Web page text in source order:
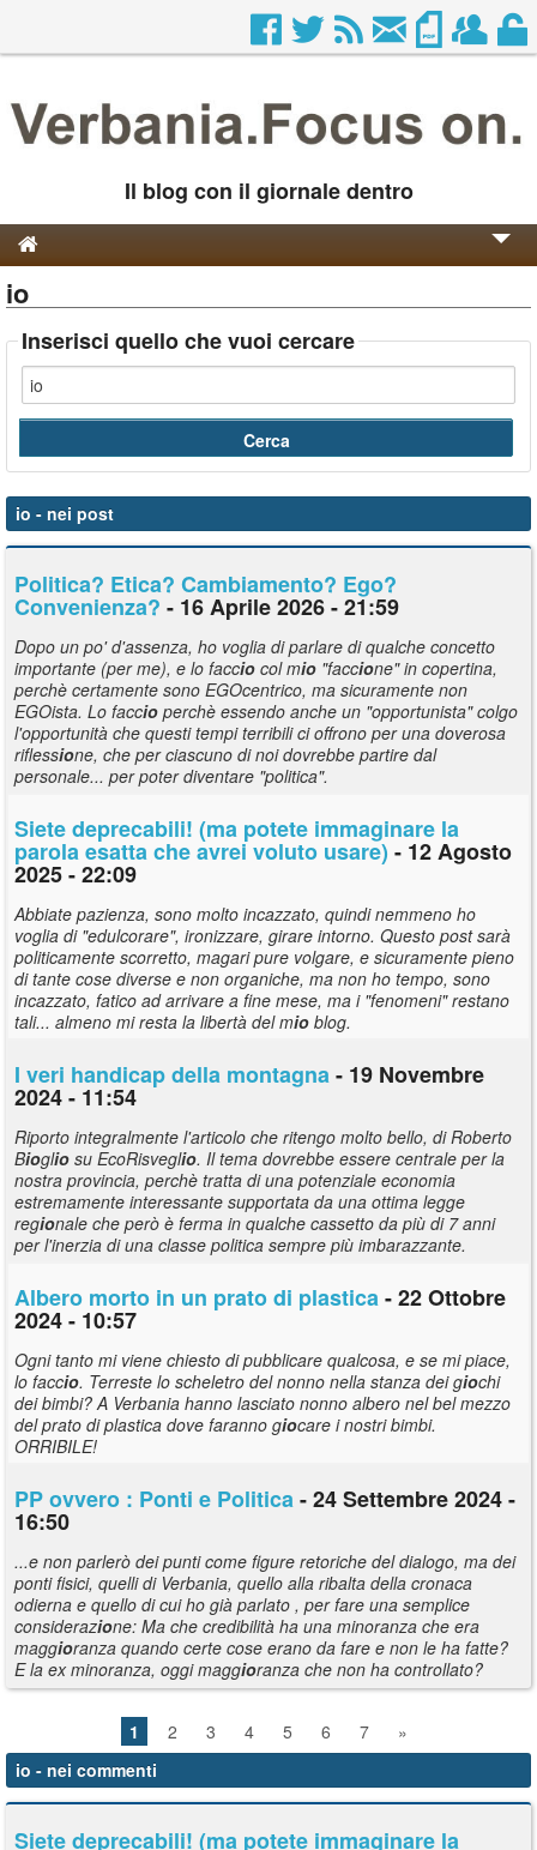
Il blog con il giornale dentro
Genesi e Storia
Contatti
io
Inserisci quello che vuoi cercare
io - nei post
Politica? Etica? Cambiamento? Ego?
Convenienza? - 16 Aprile 2026 - 21:59
Dopo un po' d'assenza, ho voglia di parlare di qualche concetto
importante (per me), e lo faccio col mio "faccione" in copertina,
perchè certamente sono EGOcentrico, ma sicuramente non
EGOista. Lo faccio perchè essendo anche un "opportunista" colgo
l'opportunità che questi tempi terribili ci offrono per una doverosa
riflessione, che per ciascuno di noi dovrebbe partire dal
personale... per poter diventare "politica".
Siete deprecabili! (ma potete immaginare la
parola esatta che avrei voluto usare) - 12 Agosto
2025 - 22:09
Abbiate pazienza, sono molto incazzato, quindi nemmeno ho
voglia di "edulcorare", ironizzare, girare intorno. Questo post sarà
politicamente scorretto, magari pure volgare, e sicuramente pieno
di tante cose diverse e non organiche, ma non ho tempo, sono
incazzato, fatico ad arrivare a fine mese, ma i "fenomeni" restano
tali... almeno mi resta la libertà del mio blog.
I veri handicap della montagna- 19 Novembre
2024 - 11:54
Riporto integralmente l'articolo che ritengo molto bello, di Roberto
Bioglio su EcoRisveglio. Il tema dovrebbe essere centrale per la
nostra provincia, perchè tratta di una potenziale economia
estremamente interessante supportata da una ottima legge
regionale che però è ferma in qualche cassetto da più di 7 anni
per l'inerzia di una classe politica sempre più imbarazzante.
Albero morto in un prato di plastica- 22 Ottobre
2024 - 10:57
Ogni tanto mi viene chiesto di pubblicare qualcosa, e se mi piace,
lo faccio. Terreste lo scheletro del nonno nella stanza dei giochi
dei bimbi? A Verbania hanno lasciato nonno albero nel bel mezzo
del prato di plastica dove faranno giocare i nostri bimbi.
ORRIBILE!
PP ovvero : Ponti e Politica- 24 Settembre 2024 -
16:50
...e non parlerò dei punti come figure retoriche del dialogo, ma dei
ponti fisici, quelli di Verbania, quello alla ribalta della cronaca
odierna e quello di cui ho già parlato , per fare una semplice
considerazione: Ma che credibilità ha una minoranza che era
maggioranza quando certe cose erano da fare e non le ha fatte?
E la ex minoranza, oggi maggioranza che non ha controllato?
1 2 3 4 5 6 7
»
io - nei commenti
Siete deprecabili! (ma potete immaginare la